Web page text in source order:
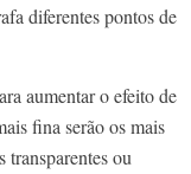
diferentes pontos de
aumentar o efeito de
fina serão os mais
ou